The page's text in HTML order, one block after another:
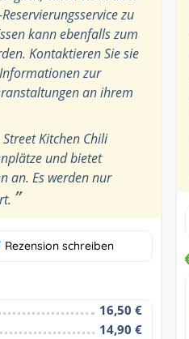
zu
kann ebenfalls zum
Kontaktieren Sie sie
zur
an ihrem
Street Kitchen Chili
und bietet
an. Es werden nur
”
Rezension schreiben
16,50 €
14,90 €